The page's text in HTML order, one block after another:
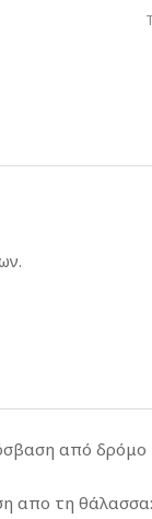
από δρόμο
απο τη θάλασσα: